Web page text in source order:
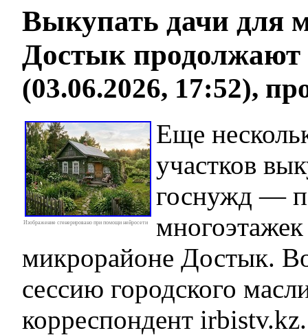
Выкупать дачи для
Достык продолжают
(03.06.2026, 17:52),
Изображение сгенерировано при помощи нейросети
Еще
участков
госнужд —
микрорайоне Достык.
сессию городского
корреспондент irbistv.kz.